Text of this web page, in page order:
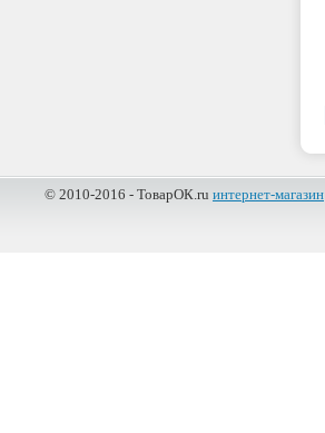
© 2010-2016 - ТоварОК.ru интернет-магазин